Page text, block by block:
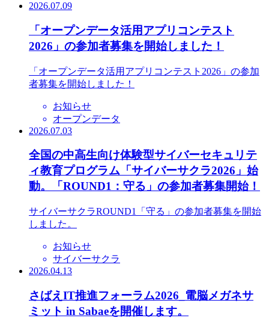
2026.07.09
「オープンデータ活用アプリコンテスト
2026」の参加者募集を開始しました！
「オープンデータ活用アプリコンテスト2026」の参加
者募集を開始しました！
お知らせ
オープンデータ
2026.07.03
全国の中高生向け体験型サイバーセキュリテ
ィ教育プログラム「サイバーサクラ2026」始
動。「ROUND1：守る」の参加者募集開始！
サイバーサクラROUND1「守る」の参加者募集を開始
しました。
お知らせ
サイバーサクラ
2026.04.13
さばえIT推進フォーラム2026_電脳メガネサ
ミット in Sabaeを開催します。